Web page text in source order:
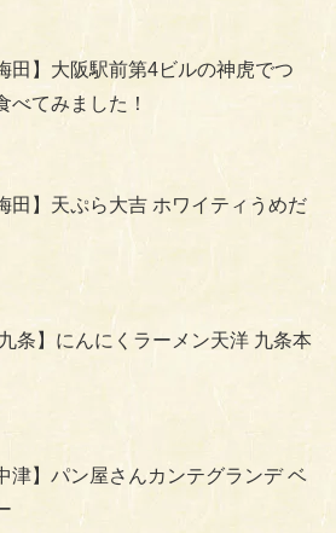
田】大阪駅前第4ビルの神虎でつ
べてみました！
田】天ぷら大吉 ホワイティうめだ
九条】にんにくラーメン天洋 九条本
津】パン屋さんカンテグランデ ベ